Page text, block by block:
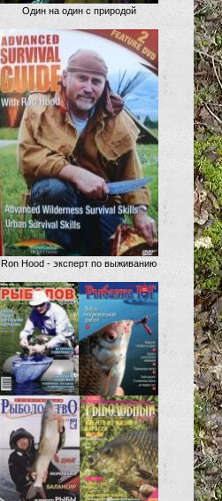
Один на один с природой
Ron Hood - эксперт по выживанию